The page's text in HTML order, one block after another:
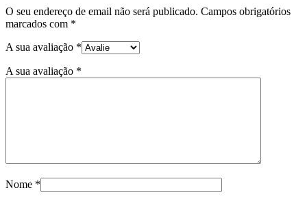
O seu endereço de email não será publicado. Campos obrigatórios
marcados com *
A sua avaliação *
A sua avaliação *
Nome *